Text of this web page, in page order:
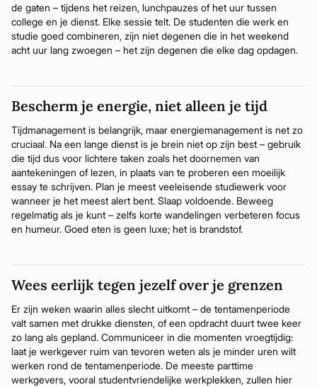
de gaten – tijdens het reizen, lunchpauzes of het uur tussen
college en je dienst. Elke sessie telt. De studenten die werk en
studie goed combineren, zijn niet degenen die in het weekend
acht uur lang zwoegen – het zijn degenen die elke dag opdagen.
Bescherm je energie, niet alleen je tijd
Tijdmanagement is belangrijk, maar energiemanagement is net zo
cruciaal. Na een lange dienst is je brein niet op zijn best – gebruik
die tijd dus voor lichtere taken zoals het doornemen van
aantekeningen of lezen, in plaats van te proberen een moeilijk
essay te schrijven. Plan je meest veeleisende studiewerk voor
wanneer je het meest alert bent. Slaap voldoende. Beweeg
regelmatig als je kunt – zelfs korte wandelingen verbeteren focus
en humeur. Goed eten is geen luxe; het is brandstof.
Wees eerlijk tegen jezelf over je grenzen
Er zijn weken waarin alles slecht uitkomt – de tentamenperiode
valt samen met drukke diensten, of een opdracht duurt twee keer
zo lang als gepland. Communiceer in die momenten vroegtijdig:
laat je werkgever ruim van tevoren weten als je minder uren wilt
werken rond de tentamenperiode. De meeste parttime
werkgevers, vooral studentvriendelijke werkplekken, zullen hier